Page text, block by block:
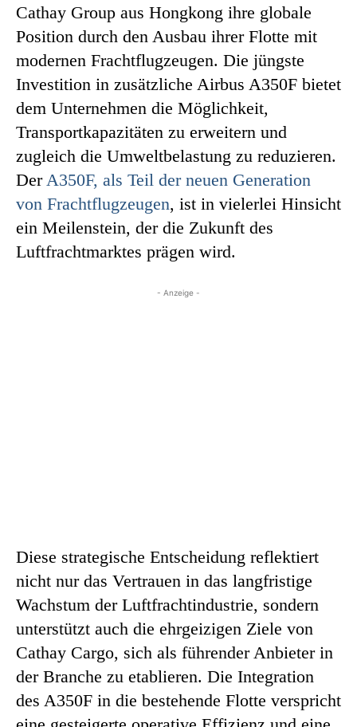
Cathay Group aus Hongkong ihre globale
Position durch den Ausbau ihrer Flotte mit
modernen Frachtflugzeugen. Die jüngste
Investition in zusätzliche Airbus A350F bietet
dem Unternehmen die Möglichkeit,
Transportkapazitäten zu erweitern und
zugleich die Umweltbelastung zu reduzieren.
DerA350F, als Teil der neuen Generation
von Frachtflugzeugen, ist in vielerlei Hinsicht
ein Meilenstein, der die Zukunft des
Luftfrachtmarktes prägen wird.
- Anzeige -
Diese strategische Entscheidung reflektiert
nicht nur das Vertrauen in das langfristige
Wachstum der Luftfrachtindustrie, sondern
unterstützt auch die ehrgeizigen Ziele von
Cathay Cargo, sich als führender Anbieter in
der Branche zu etablieren. Die Integration
des A350F in die bestehende Flotte verspricht